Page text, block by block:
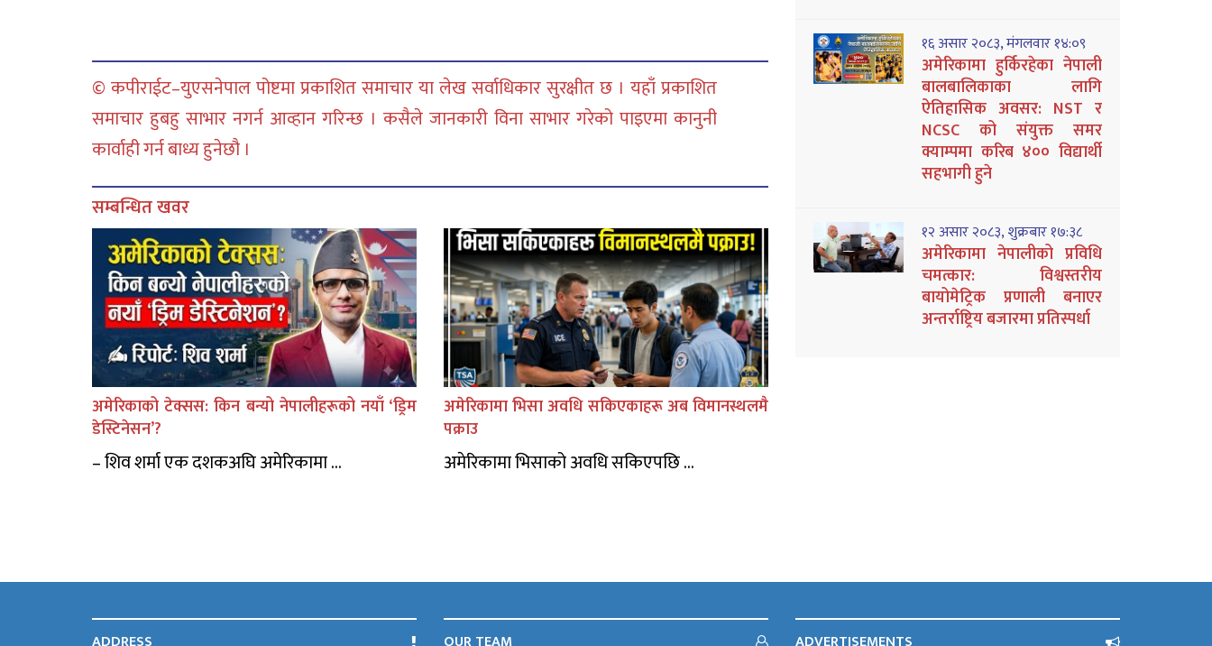
© कपीराईट–युएसनेपाल पोष्टमा प्रकाशित समाचार या लेख सर्वाधिकार सुरक्षीत छ । यहाँ प्रकाशित
समाचार हुबहु साभार नगर्न आव्हान गरिन्छ । कसैले जानकारी विना साभार गरेको पाइएमा कानुनी
कार्वाही गर्न बाध्य हुनेछौ ।
सम्बन्धित खवर
अमेरिकाको टेक्सस: किन बन्यो नेपालीहरूको नयाँ ‘ड्रिम
डेस्टिनेसन’?
– शिव शर्मा एक दशकअघि अमेरिकामा ...
अमेरिकामा भिसा अवधि सकिएकाहरू अब विमानस्थलमै
पक्राउ
अमेरिकामा भिसाको अवधि सकिएपछि ...
१६ असार २०८३, मंगलवार १४:०९
अमेरिकामा हुर्किरहेका नेपाली
बालबालिकाका लागि
ऐतिहासिक अवसर: NST र
NCSC को संयुक्त समर
क्याम्पमा करिब ४०० विद्यार्थी
सहभागी हुने
१२ असार २०८३, शुक्रबार १७:३८
अमेरिकामा नेपालीको प्रविधि
चमत्कार: विश्वस्तरीय
बायोमेट्रिक प्रणाली बनाएर
अन्तर्राष्ट्रिय बजारमा प्रतिस्पर्धा